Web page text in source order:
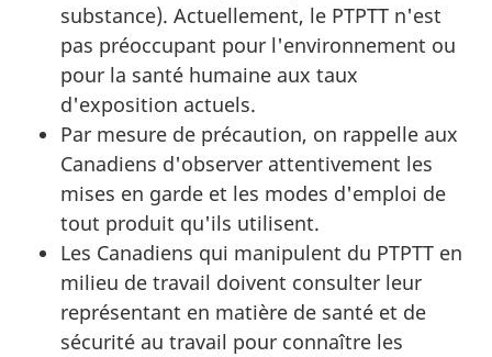
substance). Actuellement, le PTPTT n'est
pas préoccupant pour l'environnement ou
pour la santé humaine aux taux
d'exposition actuels.
Par mesure de précaution, on rappelle aux
Canadiens d'observer attentivement les
mises en garde et les modes d'emploi de
tout produit qu'ils utilisent.
Les Canadiens qui manipulent du PTPTT en
milieu de travail doivent consulter leur
représentant en matière de santé et de
sécurité au travail pour connaître les